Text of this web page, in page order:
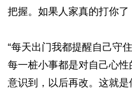
把握。如果人家真的打你了
“每天出门我都提醒自己守
每一桩小事都是对自己心
意识到，以后再改。这就